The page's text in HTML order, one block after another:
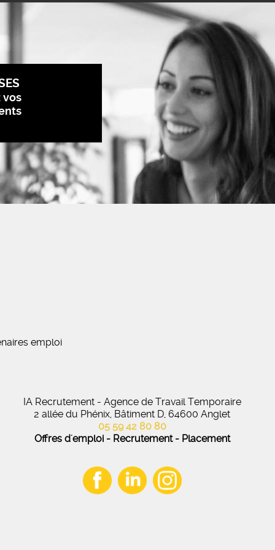
vos
emploi
IA Recrutement - Agence de Travail Temporaire
2 allée du Phénix, Bâtiment D, 64600 Anglet
05 59 42 80 80
Offres d'emploi - Recrutement - Placement